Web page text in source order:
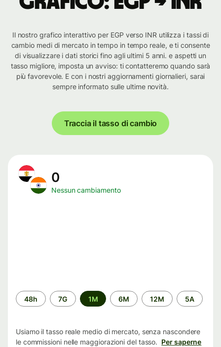
Il nostro grafico interattivo per EGP verso INR utilizza i tassi di
cambio medi di mercato in tempo in tempo reale, e ti consente
di visualizzare i dati storici fino agli ultimi 5 anni. e aspetti un
tasso migliore, imposta un avviso: ti contatteremo quando sarà
più favorevole. E con i nostri aggiornamenti giornalieri, sarai
sempre informato sulle ultime novità.
Traccia il tasso di cambio
0
Nessun cambiamento
Periodo
di
48h 7G 1M 6M 12M 5A
Usiamo il tasso reale medio di mercato, senza nascondere
le commissioni nelle maggiorazioni del tasso. Per saperne